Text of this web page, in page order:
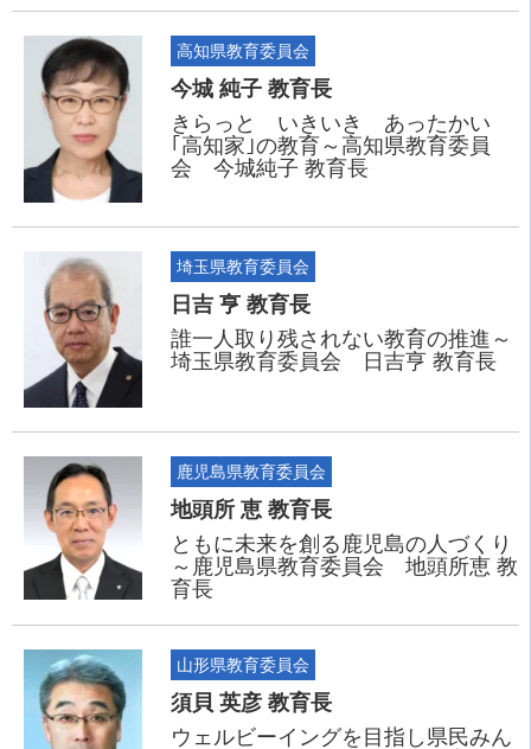
高知県教育委員会
今城 純子 教育長
きらっと いきいき あったかい
｢高知家｣の教育～高知県教育委員
会 今城純子 教育長
埼玉県教育委員会
日吉 亨 教育長
誰一人取り残されない教育の推進～
埼玉県教育委員会 日吉亨 教育長
鹿児島県教育委員会
地頭所 恵 教育長
ともに未来を創る鹿児島の人づくり
～鹿児島県教育委員会 地頭所恵 教
育長
山形県教育委員会
須貝 英彦 教育長
ウェルビーイングを目指し県民みん